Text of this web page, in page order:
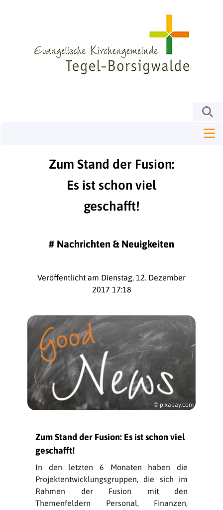
Zum Stand der Fusion:
Es ist schon viel
geschafft!
# Nachrichten & Neuigkeiten
Veröffentlicht am Dienstag, 12. Dezember
2017 17:18
© pixabay.com
Zum Stand der Fusion: Es ist schon viel
geschafft!
In den letzten 6 Monaten haben die
Projektentwicklungsgruppen, die sich im
Rahmen der Fusion mit den
Themenfeldern Personal, Finanzen,